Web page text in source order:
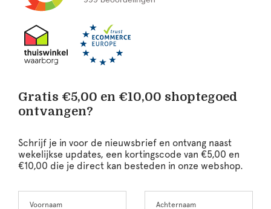
Gratis €5,00 en €10,00 shoptegoed
ontvangen?
Schrijf je in voor de nieuwsbrief en ontvang naast
wekelijkse updates, een kortingscode van €5,00 en
€10,00 die je direct kan besteden in onze webshop.
this